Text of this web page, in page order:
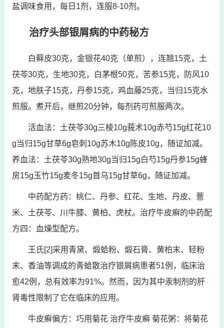
盐调味食用，每日1剂，连服8-10剂。
治疗头部银屑病的中药秘方
白藓皮30克，金银花40克（单煎），连翘15克，土
茯苓30克，生地30克，白茅根50克，苦参15克，防风10
克，地肤子15克，丹参15克，鸡血藤25克，当归15克水
煎服。煮开后，继煎20分钟，每剂药可煎服两次。
活血法：土茯苓30g三棱10g莪术10g赤芍15g红花10
g当归15g甘草6g皂刺10g苏木10g陈皮10g，随证加减。
养血法：土茯苓30g熟地30g当归15g白芍15g丹参15g蜂
房15g玉竹15g麦冬15g首乌15g甘草6g，随证加减。
中药配方药：桃仁、丹参、红花、生地、丹皮、薏
米、土茯苓、川牛膝、黄柏、虎杖。治疗牛皮癣的中药配
方四：血燥型配方。
王氏[2]采用青黛、煅蛤粉、煅石膏、黄柏末、轻粉
末、香油等调成的青蛤散治疗银屑病患者51例，临床治
愈42例，总有效率为91%。然而，因为其中汞制剂的肝
肾毒性限制了它在临床的应用。
牛皮癣偏方：巧用菊花 治疗牛皮癣 菊花粥：将菊花